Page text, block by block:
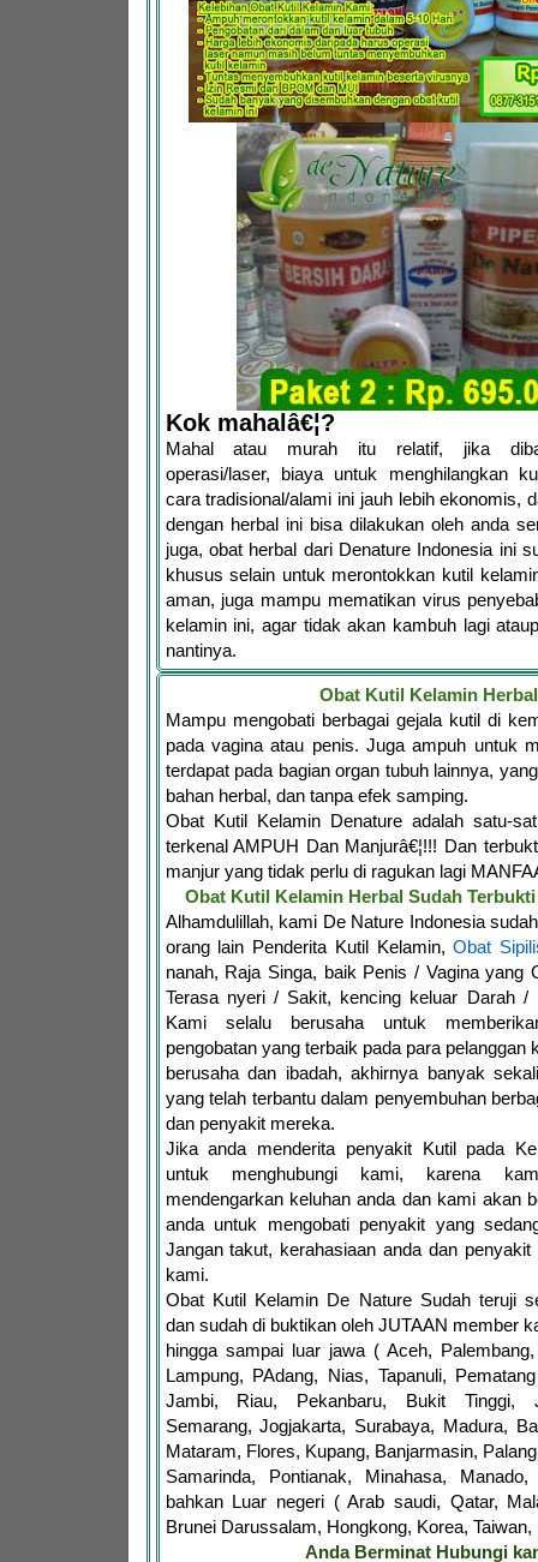
Kok mahalâ€¦?
Mahal atau murah itu relatif, jika
operasi/laser, biaya untuk menghilangkan
cara tradisional/alami ini jauh lebih ekonomis,
dengan herbal ini bisa dilakukan oleh anda
juga, obat herbal dari Denature Indonesia ini
khusus selain untuk merontokkan kutil
aman, juga mampu mematikan virus
kelamin ini, agar tidak akan kambuh lagi
nantinya.
Obat Kutil Kelamin Herbal
Mampu mengobati berbagai gejala kutil di
pada vagina atau penis. Juga ampuh untuk
terdapat pada bagian organ tubuh lainnya,
bahan herbal, dan tanpa efek samping.
Obat Kutil Kelamin Denature adalah satu-
terkenal AMPUH Dan Manjurâ€¦!!! Dan
manjur yang tidak perlu di ragukan lagi
Obat Kutil Kelamin Herbal Sudah
Alhamdulillah, kami De Nature Indonesia
orang lain Penderita Kutil Kelamin,Obat
nanah, Raja Singa, baik Penis / Vagina yang
Terasa nyeri / Sakit, kencing keluar Darah /
Kami selalu berusaha untuk
pengobatan yang terbaik pada para pelanggan
berusaha dan ibadah, akhirnya banyak
yang telah terbantu dalam penyembuhan
dan penyakit mereka.
Jika anda menderita penyakit Kutil pada
untuk menghubungi kami, karena
mendengarkan keluhan anda dan kami akan
anda untuk mengobati penyakit yang
Jangan takut, kerahasiaan anda dan penyakit
kami.
Obat Kutil Kelamin De Nature Sudah teruji
dan sudah di buktikan oleh JUTAAN member
hingga sampai luar jawa ( Aceh,
Lampung, PAdang, Nias, Tapanuli,
Jambi, Riau, Pekanbaru, Bukit Tinggi,
Semarang, Jogjakarta, Surabaya, Madura,
Mataram, Flores, Kupang, Banjarmasin,
Samarinda, Pontianak, Minahasa,
bahkan Luar negeri ( Arab saudi, Qatar,
Brunei Darussalam, Hongkong, Korea, Taiwan,
Anda Berminat Hubungi